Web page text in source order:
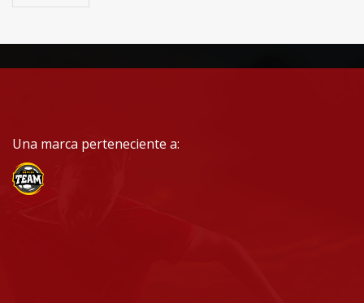
Una marca perteneciente a: